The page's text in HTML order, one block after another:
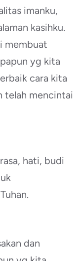
imanku,
kasihku.
membuat
yg kita
cara kita
telah mencintai
hati, budi
dan